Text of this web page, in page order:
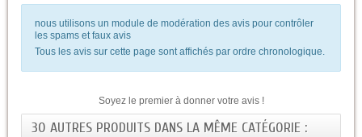
nous utilisons un module de modération des avis pour contrôler
les spams et faux avis
Tous les avis sur cette page sont affichés par ordre chronologique.
Soyez le premier à donner votre avis !
30 AUTRES PRODUITS DANS LA MÊME CATÉGORIE :